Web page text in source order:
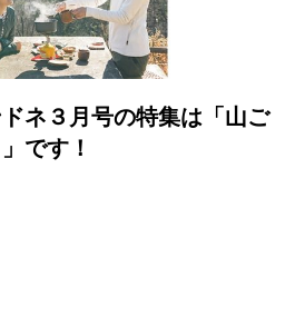
ドネ３月号の特集は「山ご
です！